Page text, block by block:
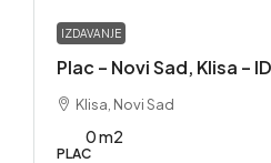
IZDAVANJE
Plac – Novi Sad, Klisa –
Klisa, Novi Sad
0 m2
PLAC